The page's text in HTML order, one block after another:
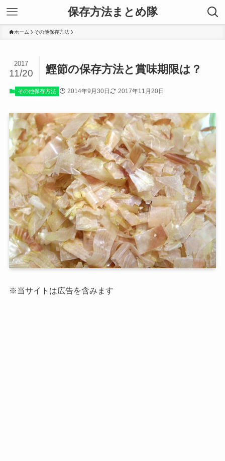
保存方法まとめ隊
ホーム その他保存方法
鰹節の保存方法と賞味期限は？
2017
11/20
その他保存方法 2014年9月30日 2017年11月20日
※当サイトは広告を含みます